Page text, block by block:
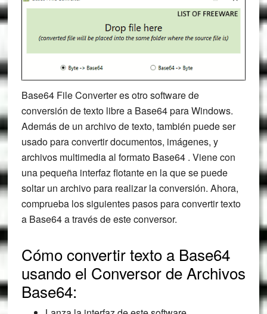
Base64 File Converter es otro software de
conversión de texto libre a Base64 para Windows.
Además de un archivo de texto, también puede ser
usado para convertir documentos, imágenes, y
archivos multimedia al formato Base64 . Viene con
una pequeña interfaz flotante en la que se puede
soltar un archivo para realizar la conversión. Ahora,
comprueba los siguientes pasos para convertir texto
a Base64 a través de este conversor.
Cómo convertir texto a Base64
usando el Conversor de Archivos
Base64: